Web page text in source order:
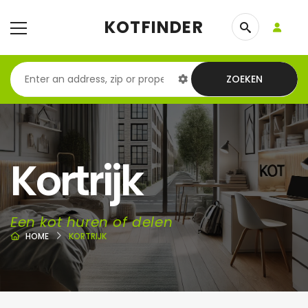
KOTFINDER
ZOEKEN
Kortrijk
Een kot huren of delen
HOME KORTRIJK